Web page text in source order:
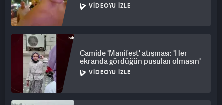
VIDEOYU İZLE
Camide 'Manifest' atışması: 'Her
ekranda gördüğün pusulan olmasın'
VIDEOYU İZLE